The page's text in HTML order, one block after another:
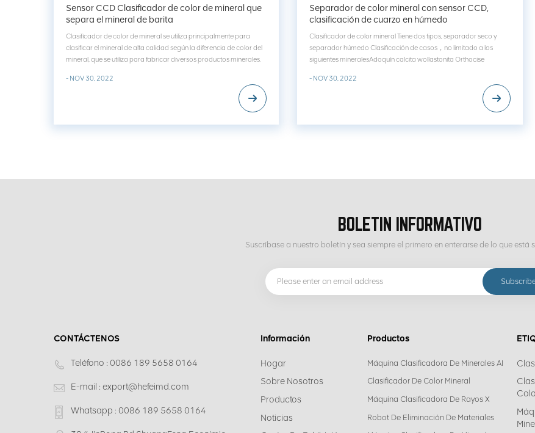
Sensor CCD Clasificador de color de mineral que
separa el mineral de barita
Clasificador de color de mineral se utiliza principalmente para
clasificar el mineral de alta calidad según la diferencia de color del
mineral, que se utiliza para fabricar diversos productos minerales.
separador para clasif...
- NOV 30, 2022
Separador de color mineral con sensor CCD,
clasificación de cuarzo en húmedo
Clasificador de color mineral Tiene dos tipos, separador seco y
separador húmedo Clasificación de casos，no limitado a los
siguientes mineralesAdoquín calcita wollastonita Orthocise
Carbonato de calcio
- NOV 30, 2022
BOLETIN INFORMATIVO
Suscríbase a nuestro boletín y sea siempre el primero en enterarse de lo que está
CONTÁCTENOS
Teléfono : 0086 189 5658 0164
E-mail : export@hefeimd.com
Whatsapp : 0086 189 5658 0164
Información
Hogar
Sobre Nosotros
Productos
Noticias
Productos
Máquina Clasificadora De Minerales AI
Clasificador De Color Mineral
Máquina Clasificadora De Rayos X
Robot De Eliminación De Materiales